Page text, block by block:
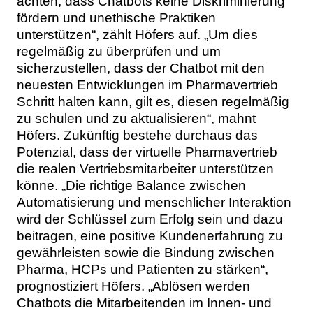
fördern und unethische Praktiken
unterstützen“, zählt Höfers auf. „Um dies
regelmäßig zu überprüfen und um
sicherzustellen, dass der Chatbot mit den
neuesten Entwicklungen im Pharmavertrieb
Schritt halten kann, gilt es, diesen regelmäßig
zu schulen und zu aktualisieren“, mahnt
Höfers. Zukünftig bestehe durchaus das
Potenzial, dass der virtuelle Pharmavertrieb
die realen Vertriebsmitarbeiter unterstützen
könne. „Die richtige Balance zwischen
Automatisierung und menschlicher Interaktion
wird der Schlüssel zum Erfolg sein und dazu
beitragen, eine positive Kundenerfahrung zu
gewährleisten sowie die Bindung zwischen
Pharma, HCPs und Patienten zu stärken“,
prognostiziert Höfers. „Ablösen werden
Chatbots die Mitarbeitenden im Innen- und